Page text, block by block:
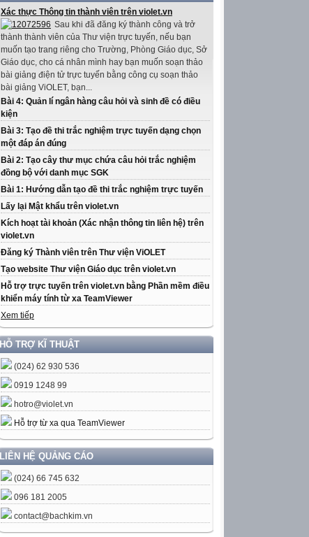
Xác thực Thông tin thành viên trên violet.vn
Sau khi đã đăng ký thành công và trở
thành thành viên của Thư viện trực tuyến, nếu bạn
muốn tạo trang riêng cho Trường, Phòng Giáo dục, Sở
Giáo dục, cho cá nhân mình hay bạn muốn soạn thảo
bài giảng điện tử trực tuyến bằng công cụ soạn thảo
bài giảng ViOLET, bạn...
Bài 4: Quản lí ngân hàng câu hỏi và sinh đề có điều
kiện
Bài 3: Tạo đề thi trắc nghiệm trực tuyến dạng chọn
một đáp án đúng
Bài 2: Tạo cây thư mục chứa câu hỏi trắc nghiệm
đồng bộ với danh mục SGK
Bài 1: Hướng dẫn tạo đề thi trắc nghiệm trực tuyến
Lấy lại Mật khẩu trên violet.vn
Kích hoạt tài khoản (Xác nhận thông tin liên hệ) trên
violet.vn
Đăng ký Thành viên trên Thư viện ViOLET
Tạo website Thư viện Giáo dục trên violet.vn
Hỗ trợ trực tuyến trên violet.vn bằng Phần mềm điều
khiển máy tính từ xa TeamViewer
Xem tiếp
HỖ TRỢ KĨ THUẬT
(024) 62 930 536
0919 1248 99
hotro@violet.vn
Hỗ trợ từ xa qua TeamViewer
LIÊN HỆ QUẢNG CÁO
(024) 66 745 632
096 181 2005
contact@bachkim.vn